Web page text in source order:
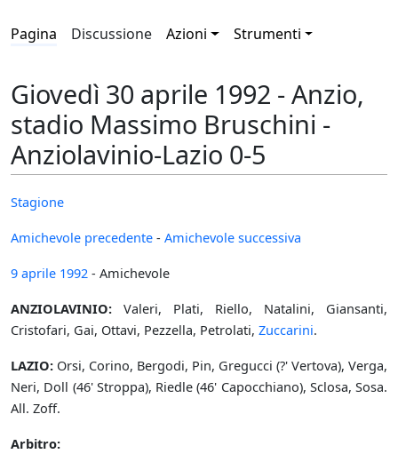
Pagina Discussione Azioni Strumenti
Giovedì 30 aprile 1992 - Anzio,
stadio Massimo Bruschini -
Anziolavinio-Lazio 0-5
Stagione
Amichevole precedente - Amichevole successiva
9 aprile 1992 - Amichevole
ANZIOLAVINIO: Valeri, Plati, Riello, Natalini, Giansanti,
Cristofari, Gai, Ottavi, Pezzella, Petrolati, Zuccarini.
LAZIO: Orsi, Corino, Bergodi, Pin, Gregucci (?' Vertova), Verga,
Neri, Doll (46' Stroppa), Riedle (46' Capocchiano), Sclosa, Sosa.
All. Zoff.
Arbitro: